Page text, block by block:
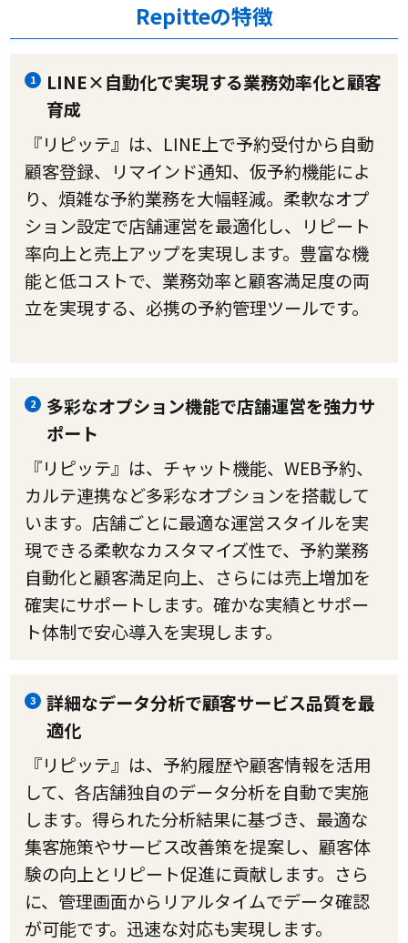
Repitteの特徴
1
LINE×自動化で実現する業務効率化と顧客
育成
『リピッテ』は、LINE上で予約受付から自動
顧客登録、リマインド通知、仮予約機能によ
り、煩雑な予約業務を大幅軽減。柔軟なオプ
ション設定で店舗運営を最適化し、リピート
率向上と売上アップを実現します。豊富な機
能と低コストで、業務効率と顧客満足度の両
立を実現する、必携の予約管理ツールです。
2
多彩なオプション機能で店舗運営を強力サ
ポート
『リピッテ』は、チャット機能、WEB予約、
カルテ連携など多彩なオプションを搭載して
います。店舗ごとに最適な運営スタイルを実
現できる柔軟なカスタマイズ性で、予約業務
自動化と顧客満足向上、さらには売上増加を
確実にサポートします。確かな実績とサポー
ト体制で安心導入を実現します。
3
詳細なデータ分析で顧客サービス品質を最
適化
『リピッテ』は、予約履歴や顧客情報を活用
して、各店舗独自のデータ分析を自動で実施
します。得られた分析結果に基づき、最適な
集客施策やサービス改善策を提案し、顧客体
験の向上とリピート促進に貢献します。さら
に、管理画面からリアルタイムでデータ確認
が可能です。迅速な対応も実現します。